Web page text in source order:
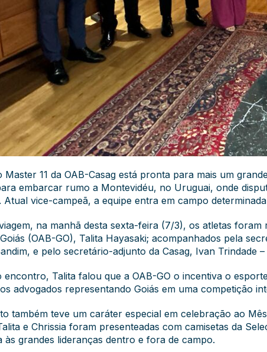
Master 11 da OAB-Casag está pronta para mais um
embarcar rumo a Montevidéu, no Uruguai, onde
Atual vice-campeã, a equipe entra em campo
na manhã desta sexta-feira (7/3), os atletas
(OAB-GO), Talita Hayasaki; acompanhados pela
e pelo secretário-adjunto da Casag, Ivan Trindade
encontro, Talita falou que a OAB-GO o incentiva o
advogados representando Goiás em uma competição
também teve um caráter especial em celebração ao
e Chrissia foram presenteadas com camisetas da
às grandes lideranças dentro e fora de campo.